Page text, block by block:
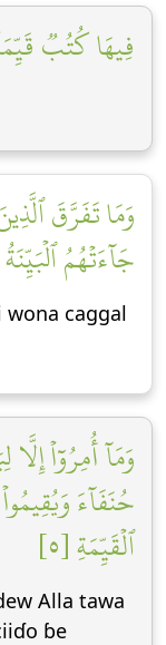
فِيهَا كُتُبٞ
وَمَا تَفَرَّقَ
جَآءَتۡهُمُ ٱلۡبَيِّنَةُ
caggal
وَمَآ أُمِرُوٓاْ إِلَّا
حُنَفَآءَ
ٱلۡقَيِّمَةِ [٥]
Alla tawa
ɓe